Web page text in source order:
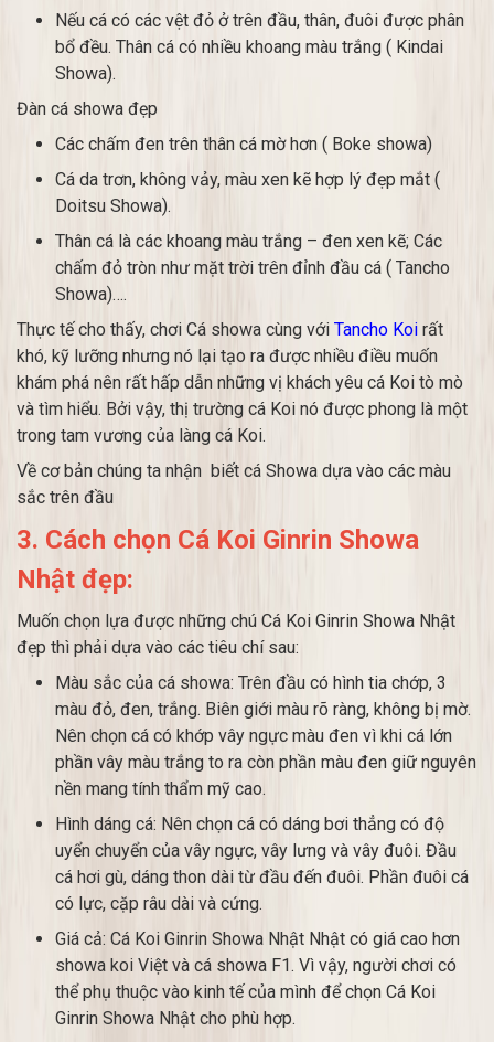
Nếu cá có các vệt đỏ ở trên đầu, thân, đuôi được phân
bổ đều. Thân cá có nhiều khoang màu trắng ( Kindai
Showa).
Đàn cá showa đẹp
Các chấm đen trên thân cá mờ hơn ( Boke showa)
Cá da trơn, không vảy, màu xen kẽ hợp lý đẹp mắt (
Doitsu Showa).
Thân cá là các khoang màu trắng – đen xen kẽ; Các
chấm đỏ tròn như mặt trời trên đỉnh đầu cá ( Tancho
Showa)….
Thực tế cho thấy, chơi Cá showa cùng với Tancho Koi rất
khó, kỹ lưỡng nhưng nó lại tạo ra được nhiều điều muốn
khám phá nên rất hấp dẫn những vị khách yêu cá Koi tò mò
và tìm hiểu. Bởi vậy, thị trường cá Koi nó được phong là một
trong tam vương của làng cá Koi.
Về cơ bản chúng ta nhận biết cá Showa dựa vào các màu
sắc trên đầu
3. Cách chọn Cá Koi Ginrin Showa
Nhật đẹp:
Muốn chọn lựa được những chú Cá Koi Ginrin Showa Nhật
đẹp thì phải dựa vào các tiêu chí sau:
Màu sắc của cá showa: Trên đầu có hình tia chớp, 3
màu đỏ, đen, trắng. Biên giới màu rõ ràng, không bị mờ.
Nên chọn cá có khớp vây ngực màu đen vì khi cá lớn
phần vây màu trắng to ra còn phần màu đen giữ nguyên
nền mang tính thẩm mỹ cao.
Hình dáng cá: Nên chọn cá có dáng bơi thẳng có độ
uyển chuyển của vây ngực, vây lưng và vây đuôi. Đầu
cá hơi gù, dáng thon dài từ đầu đến đuôi. Phần đuôi cá
có lực, cặp râu dài và cứng.
Giá cả: Cá Koi Ginrin Showa Nhật Nhật có giá cao hơn
showa koi Việt và cá showa F1. Vì vậy, người chơi có
thể phụ thuộc vào kinh tế của mình để chọn Cá Koi
Ginrin Showa Nhật cho phù hợp.